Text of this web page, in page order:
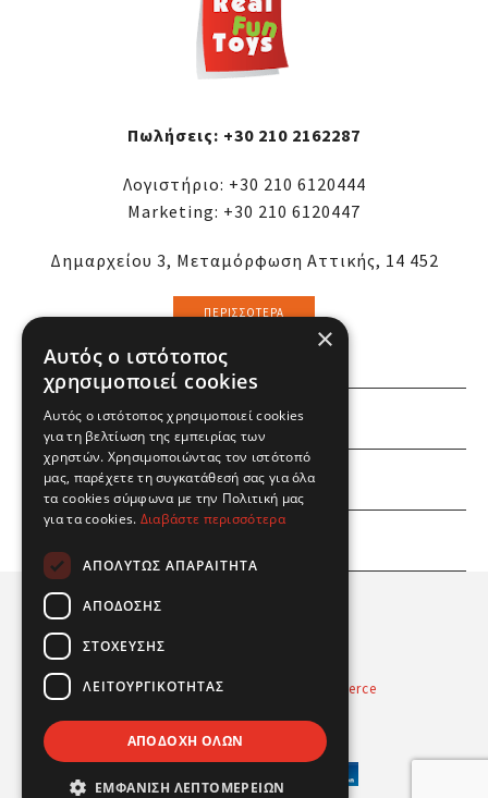
Πωλήσεις: +30 210 2162287
Λογιστήριο: +30 210 6120444
Marketing: +30 210 6120447
Δημαρχείου 3, Μεταμόρφωση Αττικής, 14 452
ΠΕΡΙΣΣΌΤΕΡΑ
ΕΜΕΙΣ
ΕΣΕΙΣ
Powered byRadicode
nopCommerce
×
Αυτός ο ιστότοπος
χρησιμοποιεί cookies
Αυτός ο ιστότοπος χρησιμοποιεί cookies
για τη βελτίωση της εμπειρίας των
χρηστών. Χρησιμοποιώντας τον ιστότοπό
μας, παρέχετε τη συγκατάθεσή σας για όλα
τα cookies σύμφωνα με την Πολιτική μας
για τα cookies. Διαβάστε περισσότερα
ΑΠΟΛΎΤΩΣ ΑΠΑΡΑΊΤΗΤΑ
ΑΠΌΔΟΣΗΣ
ΣΤΌΧΕΥΣΗΣ
ΛΕΙΤΟΥΡΓΙΚΌΤΗΤΑΣ
ΑΠΟΔΟΧΉ ΌΛΩΝ
ΕΜΦΆΝΙΣΗ ΛΕΠΤΟΜΕΡΕΙΏΝ